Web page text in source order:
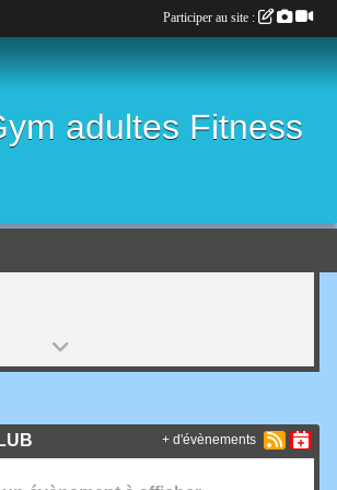
adultes Fitness
+ d'évènements
Participer au site :